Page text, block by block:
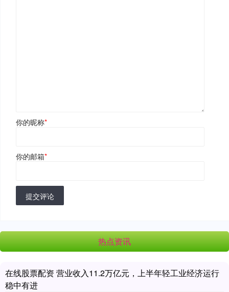
你的昵称*
你的邮箱*
提交评论
热点资讯
在线股票配资 营业收入11.2万亿元，上半年轻工业经济运行
稳中有进